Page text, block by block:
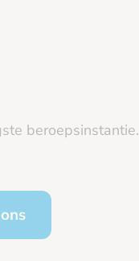
beroepsinstantie.